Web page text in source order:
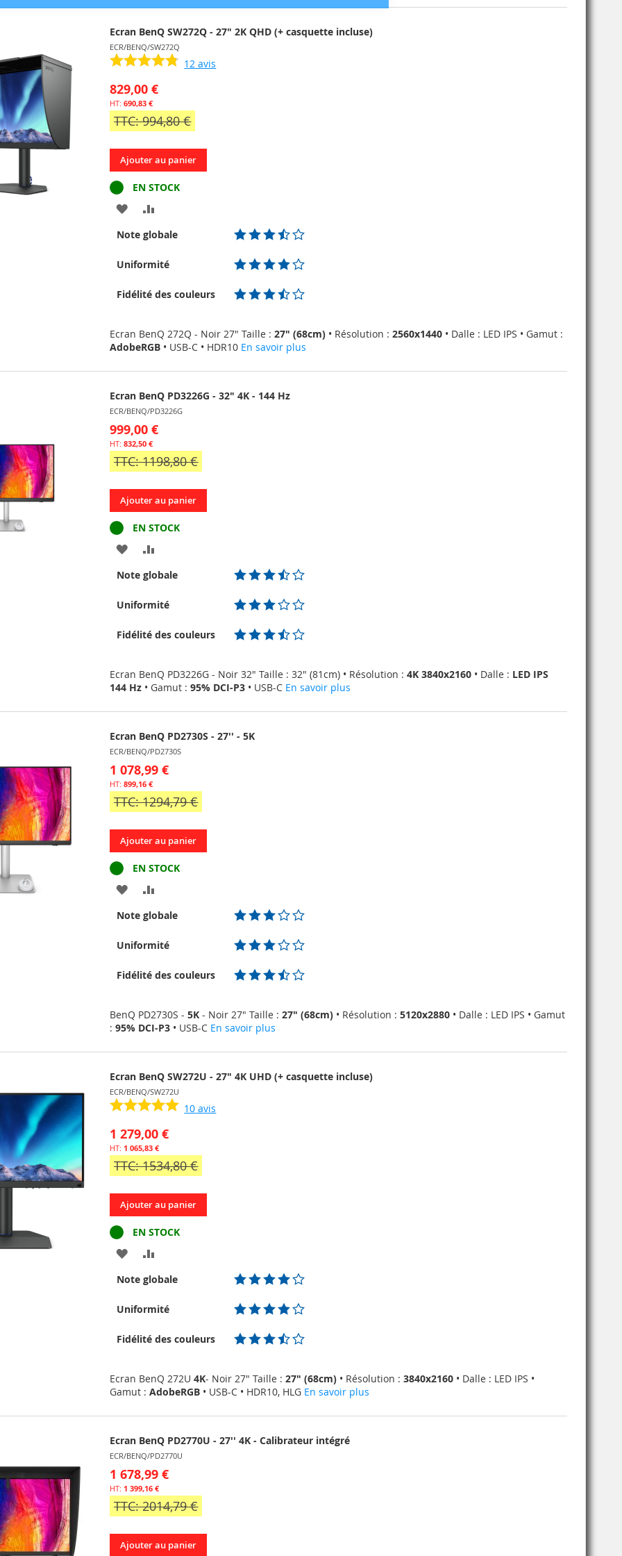
Ecran BenQ SW272Q - 27" 2K QHD (+ casquette incluse)
ECR/BENQ/SW272Q
12 avis
829,00 €
690,83 €
TTC: 994,80 €
Ajouter au panier
EN STOCK
AJOUTER
À
AU
Note globale
Uniformité
Fidélité des couleurs
Ecran BenQ 272Q - Noir 27" Taille :27" (68cm) • Résolution :2560x1440 • Dalle : LED IPS • Gamut :
AdobeRGB • USB-C • HDR10 En savoir plus
Ecran BenQ PD3226G - 32" 4K - 144 Hz
ECR/BENQ/PD3226G
999,00 €
832,50 €
TTC: 1198,80 €
Ajouter au panier
EN STOCK
AJOUTER
À
AU
Note globale
Uniformité
Fidélité des couleurs
Ecran BenQ PD3226G - Noir 32" Taille : 32" (81cm) • Résolution :4K 3840x2160 • Dalle : LED IPS
144 Hz • Gamut :95% DCI-P3 • USB-C En savoir plus
Ecran BenQ PD2730S - 27'' - 5K
ECR/BENQ/PD2730S
1 078,99 €
899,16 €
TTC: 1294,79 €
Ajouter au panier
EN STOCK
AJOUTER
À
AU
Note globale
Uniformité
Fidélité des couleurs
BenQ PD2730S -5K - Noir 27" Taille :27" (68cm) • Résolution :5120x2880 • Dalle : LED IPS • Gamut
:95% DCI-P3 • USB-C En savoir plus
Ecran BenQ SW272U - 27" 4K UHD (+ casquette incluse)
ECR/BENQ/SW272U
10 avis
1 279,00 €
1 065,83 €
TTC: 1534,80 €
Ajouter au panier
EN STOCK
AJOUTER
À
AU
Note globale
Uniformité
Fidélité des couleurs
Ecran BenQ 272U4K- Noir 27" Taille :27" (68cm) • Résolution :3840x2160 • Dalle : LED IPS •
Gamut :AdobeRGB • USB-C • HDR10, HLG En savoir plus
Ecran BenQ PD2770U - 27'' 4K - Calibrateur intégré
ECR/BENQ/PD2770U
1 678,99 €
1 399,16 €
TTC: 2014,79 €
Ajouter au panier